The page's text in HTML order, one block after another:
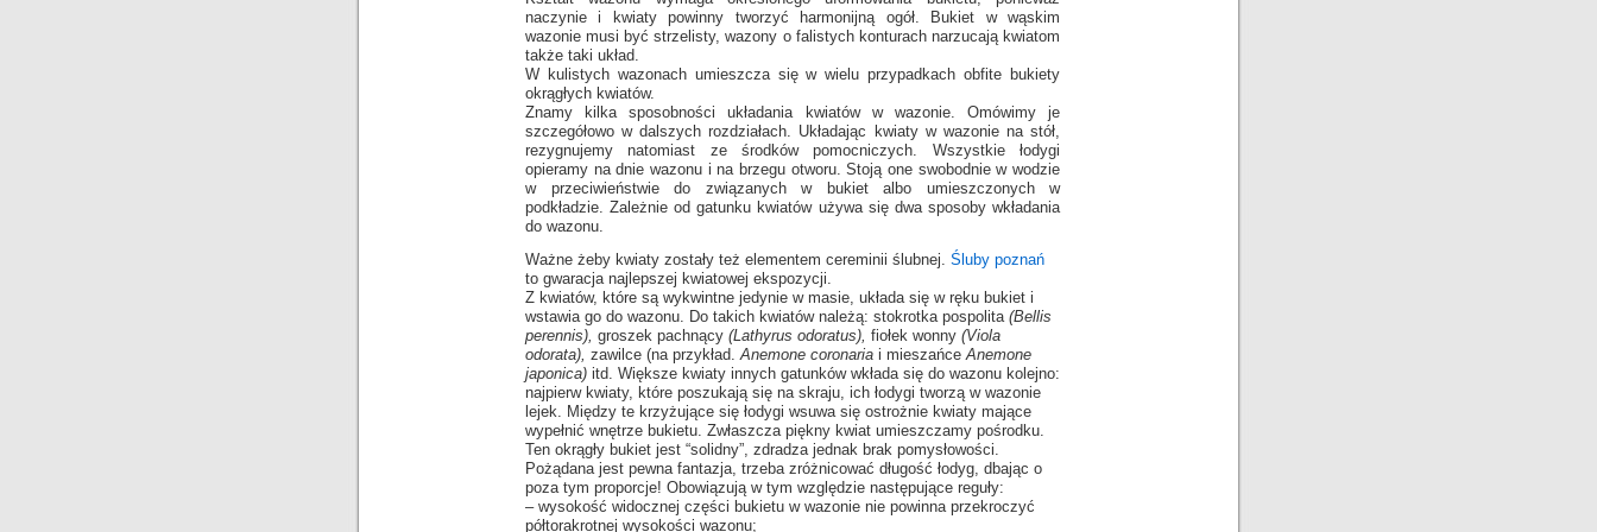
naczynie i kwiaty powinny tworzyć harmonijną ogół. Bukiet w wąskim
wazonie musi być strzelisty, wazony o falistych konturach narzucają kwiatom
także taki układ.
W kulistych wazonach umieszcza się w wielu przypadkach obfite bukiety
okrągłych kwiatów.
Znamy kilka sposobności układania kwiatów w wazonie. Omówimy je
szczegółowo w dalszych rozdziałach. Układając kwiaty w wazonie na stół,
rezygnujemy natomiast ze środków pomocniczych. Wszystkie łodygi
opieramy na dnie wazonu i na brzegu otworu. Stoją one swobodnie w wodzie
w przeciwieństwie do związanych w bukiet albo umieszczonych w
podkładzie. Zależnie od gatunku kwiatów używa się dwa sposoby wkładania
do wazonu.
Ważne żeby kwiaty zostały też elementem cereminii ślubnej. Śluby poznań
to gwaracja najlepszej kwiatowej ekspozycji.
Z kwiatów, które są wykwintne jedynie w masie, układa się w ręku bukiet i
wstawia go do wazonu. Do takich kwiatów należą: stokrotka pospolita (Bellis
perennis), groszek pachnący (Lathyrus odoratus), fiołek wonny (Viola
odorata), zawilce (na przykład.Anemone coronaria i mieszańceAnemone
japonica) itd. Większe kwiaty innych gatunków wkłada się do wazonu kolejno:
najpierw kwiaty, które poszukają się na skraju, ich łodygi tworzą w wazonie
lejek. Między te krzyżujące się łodygi wsuwa się ostrożnie kwiaty mające
wypełnić wnętrze bukietu. Zwłaszcza piękny kwiat umieszczamy pośrodku.
Ten okrągły bukiet jest “solidny”, zdradza jednak brak pomysłowości.
Pożądana jest pewna fantazja, trzeba zróżnicować długość łodyg, dbając o
poza tym proporcje! Obowiązują w tym względzie następujące reguły:
– wysokość widocznej części bukietu w wazonie nie powinna przekroczyć
półtorakrotnej wysokości wazonu;